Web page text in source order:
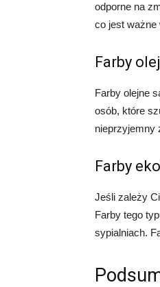
odporne na
co jest ważne
Farby
Farby olejne
osób, które
nieprzyjemny
Farby
Jeśli zależy
Farby tego
sypialniach.